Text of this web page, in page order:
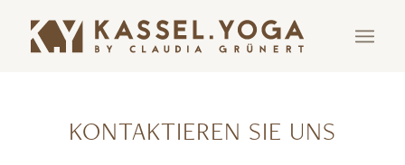
KONTAKTIEREN SIE UNS